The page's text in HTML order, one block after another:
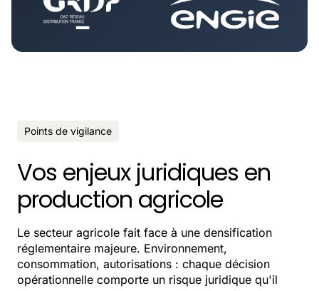
Points de vigilance
Vos enjeux juridiques en
production agricole
Le secteur agricole fait face à une densification
réglementaire majeure. Environnement,
consommation, autorisations : chaque décision
opérationnelle comporte un risque juridique qu'il